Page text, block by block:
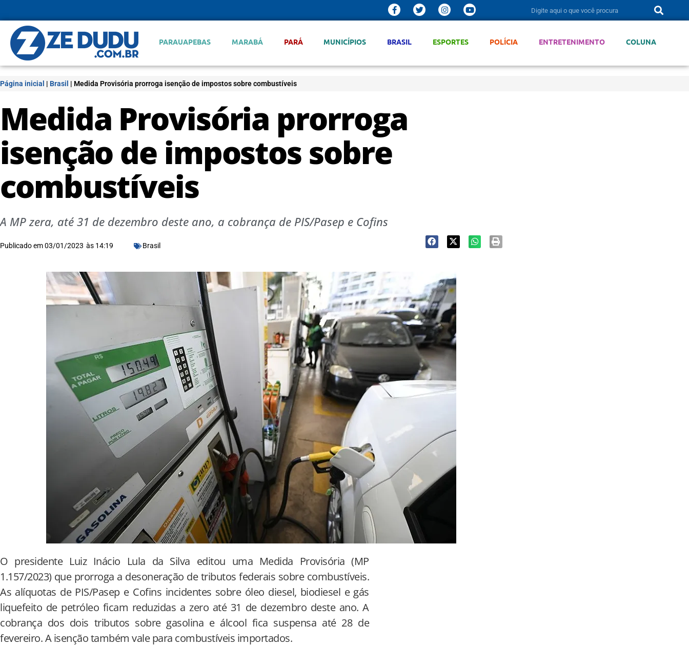
PARAUAPEBAS MARABÁ PARÁ MUNICÍPIOS BRASIL ESPORTES POLÍCIA ENTRETENIMENTO COLUNA
Página inicial | Brasil | Medida Provisória prorroga isenção de impostos sobre combustíveis
Medida Provisória prorroga
isenção de impostos sobre
combustíveis
A MP zera, até 31 de dezembro deste ano, a cobrança de PIS/Pasep e Cofins
Publicado em03/01/2023 às 14:19 Brasil
O presidente Luiz Inácio Lula da Silva editou uma Medida Provisória (MP
1.157/2023) que prorroga a desoneração de tributos federais sobre combustíveis.
As alíquotas de PIS/Pasep e Cofins incidentes sobre óleo diesel, biodiesel e gás
liquefeito de petróleo ficam reduzidas a zero até 31 de dezembro deste ano. A
cobrança dos dois tributos sobre gasolina e álcool fica suspensa até 28 de
fevereiro. A isenção também vale para combustíveis importados.